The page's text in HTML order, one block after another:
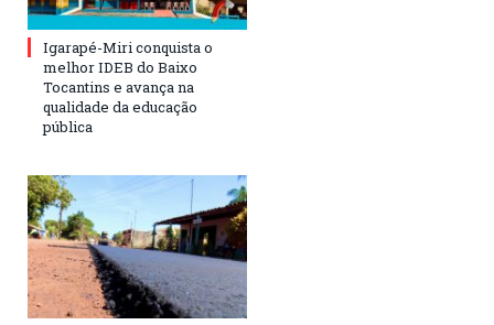
Igarapé-Miri conquista o
melhor IDEB do Baixo
Tocantins e avança na
qualidade da educação
pública